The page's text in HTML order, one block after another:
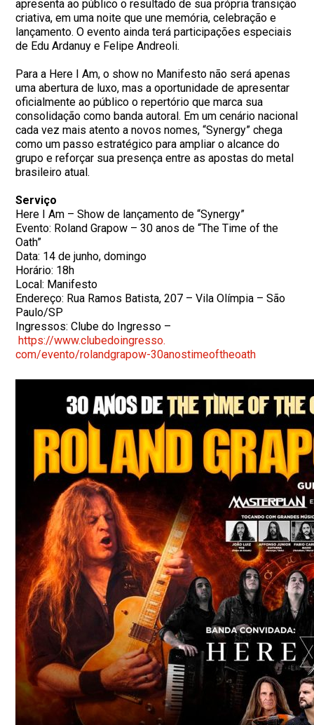
apresenta ao público o resultado de sua própria transição
criativa, em uma noite que une memória, celebração e
lançamento. O evento ainda terá participações especiais
de Edu Ardanuy e Felipe Andreoli.
Para a Here I Am, o show no Manifesto não será apenas
uma abertura de luxo, mas a oportunidade de apresentar
oficialmente ao público o repertório que marca sua
consolidação como banda autoral. Em um cenário nacional
cada vez mais atento a novos nomes, “Synergy” chega
como um passo estratégico para ampliar o alcance do
grupo e reforçar sua presença entre as apostas do metal
brasileiro atual.
Serviço
Here I Am – Show de lançamento de “Synergy”
Evento: Roland Grapow – 30 anos de “The Time of the
Oath”
Data: 14 de junho, domingo
Horário: 18h
Local: Manifesto
Endereço: Rua Ramos Batista, 207 – Vila Olímpia – São
Paulo/SP
Ingressos: Clube do Ingresso –
https://www.clubedoingresso.
com/evento/rolandgrapow-30anostimeoftheoath